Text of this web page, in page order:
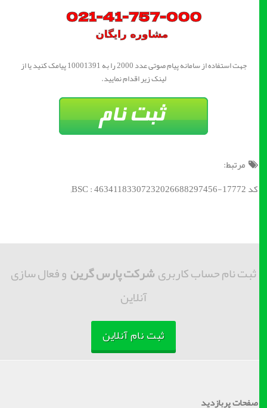
جهت استفاده از سامانه پیام صوتی عدد 2000 را به 10001391 پیامک کنید یا از
لینک زیر اقدام نمایید.
مرتبط:
کد BSC : 46341183307232026688297456-17772;
ثبت نام حساب کاربریشرکت پارس گرینو فعال سازی
آنلاین
ثبت نام آنلاین
صفحات پربازدید